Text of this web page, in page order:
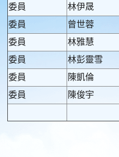
委員
林伊晟
委員
曾世蓉
委員
林雅慧
委員
林彭靈雪
委員
陳凱倫
委員
陳俊宇